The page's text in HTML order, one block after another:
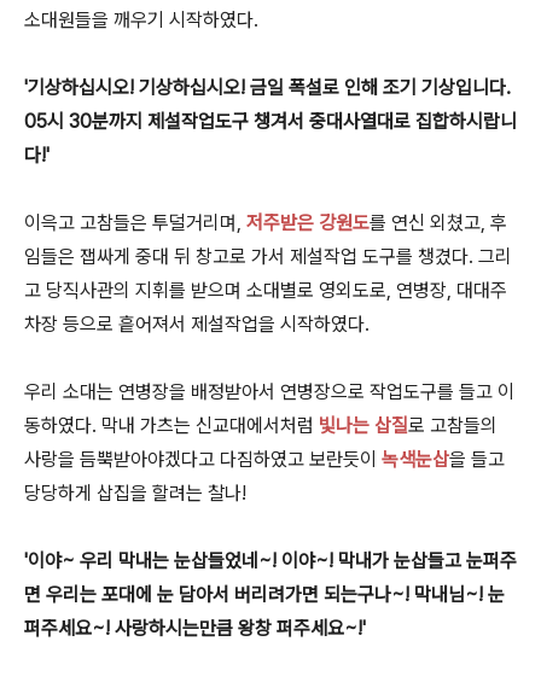
소대원들을 깨우기 시작하였다.
'기상하십시오! 기상하십시오! 금일 폭설로 인해 조기 기상입니다.
05시 30분까지 제설작업도구 챙겨서 중대사열대로 집합하시랍니
다!'
이윽고 고참들은 투덜거리며, 저주받은 강원도를 연신 외쳤고, 후
임들은 잽싸게 중대 뒤 창고로 가서 제설작업 도구를 챙겼다. 그리
고 당직사관의 지휘를 받으며 소대별로 영외도로, 연병장, 대대주
차장 등으로 흩어져서 제설작업을 시작하였다.
우리 소대는 연병장을 배정받아서 연병장으로 작업도구를 들고 이
동하였다. 막내 가츠는 신교대에서처럼 빛나는 삽질로 고참들의
사랑을 듬뿍받아야겠다고 다짐하였고 보란듯이 녹색눈삽을 들고
당당하게 삽집을 할려는 찰나!
'이야~ 우리 막내는 눈삽들었네~! 이야~! 막내가 눈삽들고 눈퍼주
면 우리는 포대에 눈 담아서 버리려가면 되는구나~! 막내님~! 눈
퍼주세요~! 사랑하시는만큼 왕창 퍼주세요~!'